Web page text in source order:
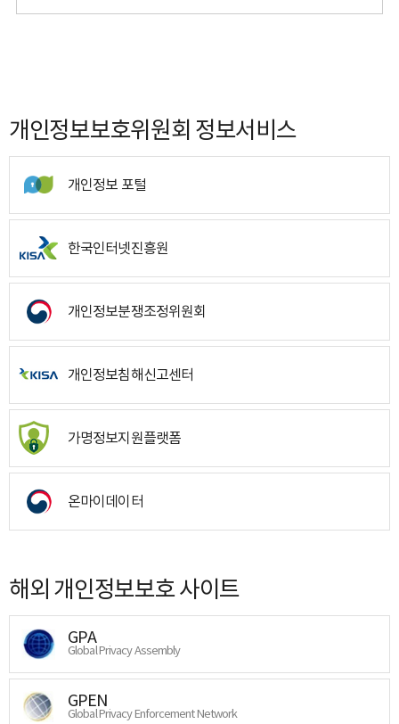
개인정보보호위원회 정보서비스
개인정보 포털
한국인터넷진흥원
개인정보분쟁조정위원회
개인정보침해신고센터
가명정보지원플랫폼
온마이데이터
해외 개인정보보호 사이트
GPA
Global Privacy Assembly
GPEN
Global Privacy Enforcement Network